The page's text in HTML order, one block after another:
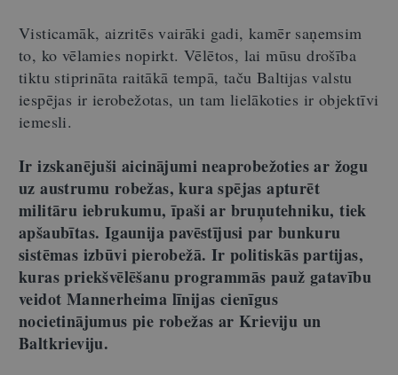
Visticamāk, aizritēs vairāki gadi, kamēr saņemsim
to, ko vēlamies nopirkt. Vēlētos, lai mūsu drošība
tiktu stiprināta raitākā tempā, taču Baltijas valstu
iespējas ir ierobežotas, un tam lielākoties ir objektīvi
iemesli.
Ir izskanējuši aicinājumi neaprobežoties ar žogu
uz austrumu robežas, kura spējas apturēt
militāru iebrukumu, īpaši ar bruņutehniku, tiek
apšaubītas. Igaunija pavēstījusi par bunkuru
sistēmas izbūvi pierobežā. Ir politiskās partijas,
kuras priekšvēlēšanu programmās pauž gatavību
veidot Mannerheima līnijas cienīgus
nocietinājumus pie robežas ar Krieviju un
Baltkrieviju.